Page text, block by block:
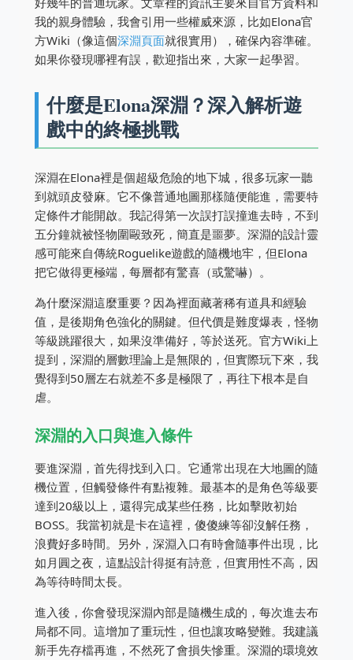
我的親身體驗，我會引用一些權威來源，比如Elona官
方Wiki（像這個深淵頁面就很實用），確保內容準確。
如果你發現哪裡有誤，歡迎指出來，大家一起學習。
什麼是Elona深淵？深入解析遊
戲中的終極挑戰
深淵在Elona裡是個超級危險的地下城，很多玩家一聽
到就頭皮發麻。它不像普通地圖那樣隨便能進，需要特
定條件才能開啟。我記得第一次誤打誤撞進去時，不到
五分鐘就被怪物圍毆致死，簡直是噩夢。深淵的設計靈
感可能來自傳統Roguelike遊戲的隨機地牢，但Elona
把它做得更極端，每層都有驚喜（或驚嚇）。
為什麼深淵這麼重要？因為裡面藏著稀有道具和經驗
值，是後期角色強化的關鍵。但代價是難度爆表，怪物
等級跳躍很大，如果沒準備好，等於送死。官方Wiki上
提到，深淵的層數理論上是無限的，但實際玩下來，我
覺得到50層左右就差不多是極限了，再往下根本是自
虐。
深淵的入口與進入條件
要進深淵，首先得找到入口。它通常出現在大地圖的隨
機位置，但觸發條件有點複雜。最基本的是角色等級要
達到20級以上，還得完成某些任務，比如擊敗初始
BOSS。我當初就是卡在這裡，傻傻練等卻沒解任務，
浪費好多時間。另外，深淵入口有時會隨事件出現，比
如月圓之夜，這點設計得挺有詩意，但實用性不高，因
為等待時間太長。
進入後，你會發現深淵內部是隨機生成的，每次進去布
局都不同。這增加了重玩性，但也讓攻略變難。我建議
新手先存檔再進，不然死了會損失慘重。深淵的環境效